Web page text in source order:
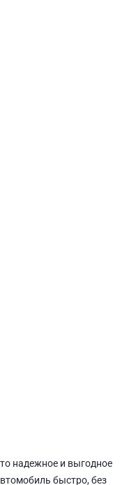
надежное и выгодное
быстро, без